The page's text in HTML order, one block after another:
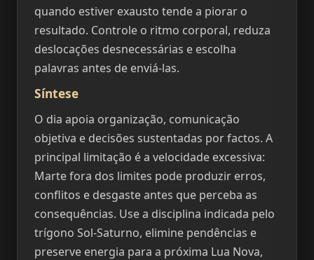
quando estiver exausto tende a piorar o
resultado. Controle o ritmo corporal, reduza
deslocações desnecessárias e escolha
palavras antes de enviá-las.
Síntese
O dia apoia organização, comunicação
objetiva e decisões sustentadas por factos. A
principal limitação é a velocidade excessiva:
Marte fora dos limites pode produzir erros,
conflitos e desgaste antes que perceba as
consequências. Use a disciplina indicada pelo
trígono Sol-Saturno, elimine pendências e
preserve energia para a próxima Lua Nova,